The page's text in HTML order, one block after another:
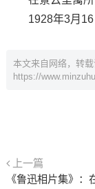
1928年3月16
本文来自网络，转载
https://
上一篇
《鲁迅相片集》：